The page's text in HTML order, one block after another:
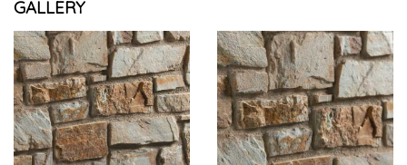
GALLERY